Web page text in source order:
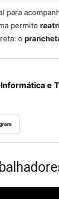
para
permite
o
e